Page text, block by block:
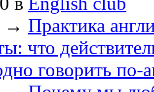
→ Практика
что
говорить по-